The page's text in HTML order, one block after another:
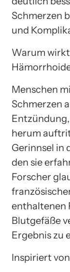
Schmerzen
und
Warum
Menschen
Schmerzen
herum
Gerinnsel in
den sie
Forscher
enthaltenen
Blutgefäße
Ergebnis zu
Inspiriert